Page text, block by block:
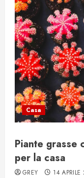
Casa
Piante grasse
per la casa
GREY 14 APRILE